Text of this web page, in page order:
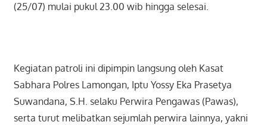
(25/07) mulai pukul 23.00 wib hingga selesai.
Kegiatan patroli ini dipimpin langsung oleh Kasat
Sabhara Polres Lamongan, Iptu Yossy Eka Prasetya
Suwandana, S.H. selaku Perwira Pengawas (Pawas),
serta turut melibatkan sejumlah perwira lainnya, yakni